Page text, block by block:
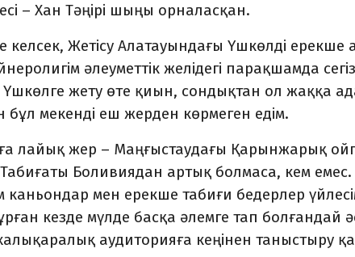
– Хан Тәңірі шыңы орналасқан.
келсек, Жетісу Алатауындағы Үшкөлді ерекше
әлеуметтік желідегі парақшамда сегіз
жету өте қиын, сондықтан ол жаққа
бұл мекенді еш жерден көрмеген едім.
лайық жер – Маңғыстаудағы Қарынжарық
Боливиядан артық болмаса, кем емес.
мен ерекше табиғи бедерлер
кезде мүлде басқа әлемге тап болғандай
аудиторияға кеңінен таныстыру